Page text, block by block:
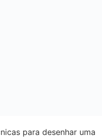
para desenhar uma